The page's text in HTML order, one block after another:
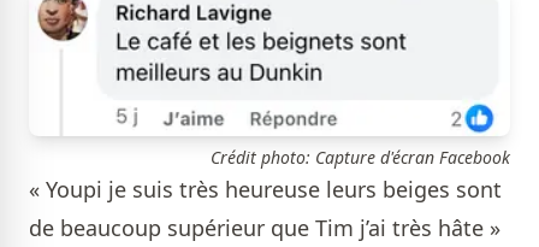
Crédit photo: Capture d'écran Facebook
« Youpi je suis très heureuse leurs beiges sont
de beaucoup supérieur que Tim j’ai très hâte »